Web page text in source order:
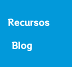
Recursos
Blog